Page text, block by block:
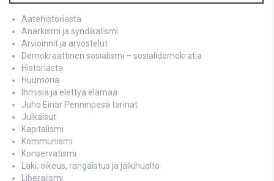
Aatehistoriasta
Anarkismi ja syndikalismi
Arvioinnit ja arvostelut
Demokraattinen sosialismi – sosialidemokratia
Historiasta
Huumoria
Ihmisiä ja elettyä elämää
Juho Einar Penninpesä tarinat
Julkaisut
Kapitalismi
Kommunismi
Konservatismi
Laki, oikeus, rangaistus ja jälkihuolto
Liberalismi